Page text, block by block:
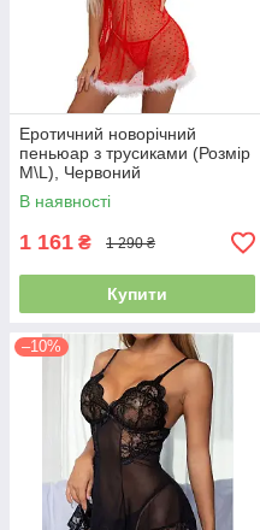
Еротичний новорічний
пеньюар з трусиками (Розмір
M\L), Червоний
В наявності
1 161 ₴ 1 290 ₴
Купити
–10%